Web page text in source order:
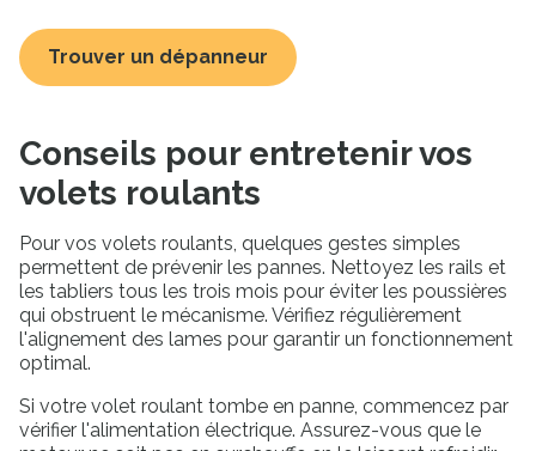
Trouver un dépanneur
Conseils pour entretenir vos
volets roulants
Pour vos volets roulants, quelques gestes simples
permettent de prévenir les pannes. Nettoyez les rails et
les tabliers tous les trois mois pour éviter les poussières
qui obstruent le mécanisme. Vérifiez régulièrement
l'alignement des lames pour garantir un fonctionnement
optimal.
Si votre volet roulant tombe en panne, commencez par
vérifier l'alimentation électrique. Assurez-vous que le